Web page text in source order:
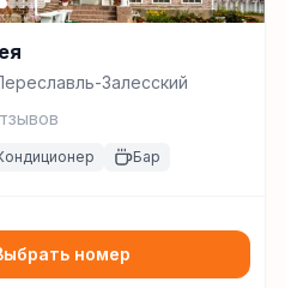
Залесский
Бар
номер